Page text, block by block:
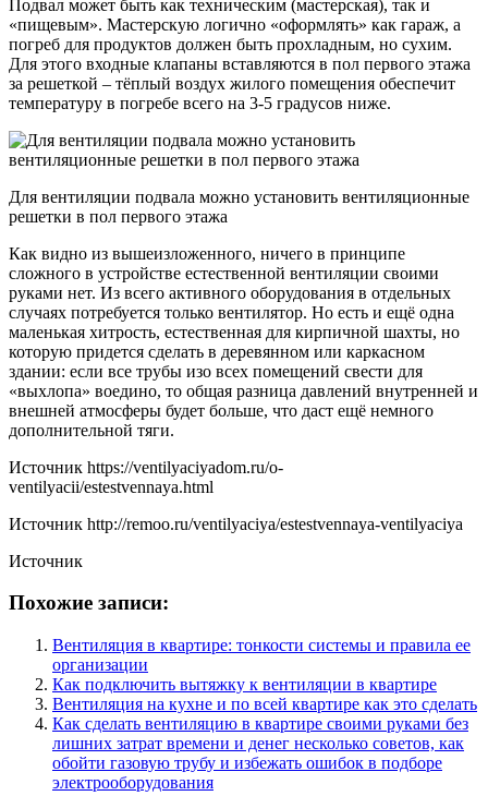
Подвал может быть как техническим (мастерская), так и
«пищевым». Мастерскую логично «оформлять» как гараж, а
погреб для продуктов должен быть прохладным, но сухим.
Для этого входные клапаны вставляются в пол первого этажа
за решеткой – тёплый воздух жилого помещения обеспечит
температуру в погребе всего на 3-5 градусов ниже.
Для вентиляции подвала можно установить вентиляционные
решетки в пол первого этажа
Как видно из вышеизложенного, ничего в принципе
сложного в устройстве естественной вентиляции своими
руками нет. Из всего активного оборудования в отдельных
случаях потребуется только вентилятор. Но есть и ещё одна
маленькая хитрость, естественная для кирпичной шахты, но
которую придется сделать в деревянном или каркасном
здании: если все трубы изо всех помещений свести для
«выхлопа» воедино, то общая разница давлений внутренней и
внешней атмосферы будет больше, что даст ещё немного
дополнительной тяги.
Источник https://ventilyaciyadom.ru/o-
ventilyacii/estestvennaya.html
Источник http://remoo.ru/ventilyaciya/estestvennaya-ventilyaciya
Источник
Похожие записи:
Вентиляция в квартире: тонкости системы и правила ее
организации
Как подключить вытяжку к вентиляции в квартире
Вентиляция на кухне и по всей квартире как это сделать
Как сделать вентиляцию в квартире своими руками без
лишних затрат времени и денег несколько советов, как
обойти газовую трубу и избежать ошибок в подборе
электрооборудования